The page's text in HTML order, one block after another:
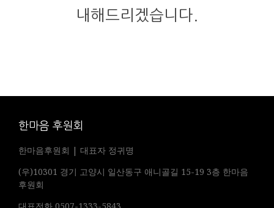
내해드리겠습니다.
한마음 후원회
한마음후원회 | 대표자 정귀명
(우)10301 경기 고양시 일산동구 애니골길 15-19 3층 한마음
후원회